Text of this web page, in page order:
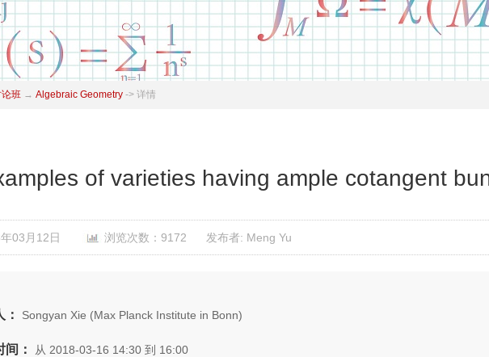
班 → Algebraic Geometry -> 详情
of varieties having ample cotangent
03月12日 浏览次数：9172 发布者: Meng Yu
Songyan Xie (Max Planck Institute in Bonn)
间： 从 2018-03-16 14:30 到 16:00